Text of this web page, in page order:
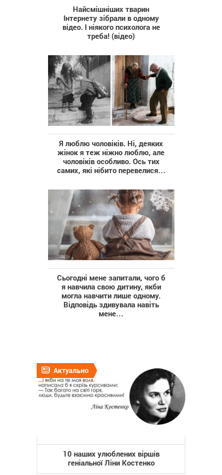
Найсмішніших тварин
Інтернету зібрали в одному
відео. І ніякого психолога не
треба! (відео)
Я люблю чоловіків. Ні, деяких
жінок я теж ніжно люблю, але
чоловіків особливо. Ось тих
самих, які нібито перевелися…
Сьогодні мене запитали, чого б
я навчила свою дитину, якби
могла навчити лише одному.
Відповідь здивувала навіть
мене…
Актуально
10 наших улюблених віршів
геніальної Ліни Костенко